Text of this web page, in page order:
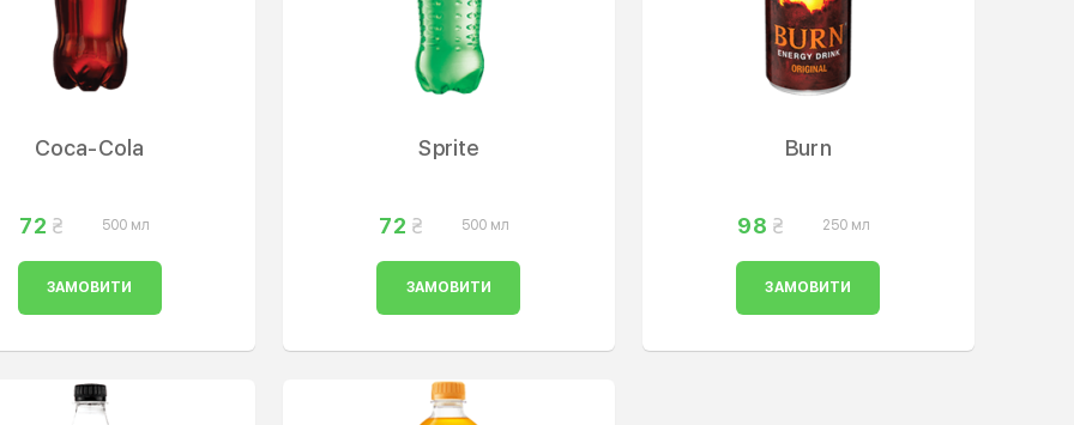
Coca-Cola
72 500 мл
ЗАМОВИТИ
Sprite
72 500 мл
ЗАМОВИТИ
Burn
98 250 мл
ЗАМОВИТИ